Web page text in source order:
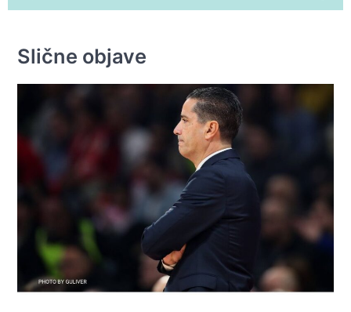
Slične objave